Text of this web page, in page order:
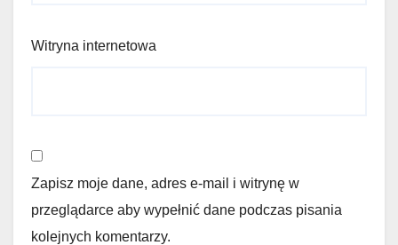
Witryna internetowa
Zapisz moje dane, adres e-mail i witrynę w
przeglądarce aby wypełnić dane podczas pisania
kolejnych komentarzy.